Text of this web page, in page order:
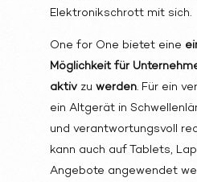
Elektronikschrott mit sich.
One for One bietet eine
Möglichkeit für
aktivzu werden. Für ein
ein Altgerät in
und verantwortungsvoll
kann auch auf Tablets,
Angebote angewendet